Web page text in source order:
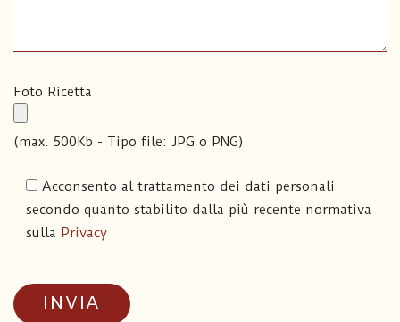
Foto Ricetta
(max. 500Kb - Tipo file: JPG o PNG)
Acconsento al trattamento dei dati personali
secondo quanto stabilito dalla più recente normativa
sulla Privacy